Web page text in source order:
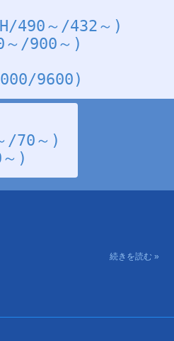
490～/432～)
～/900～)
9600)
/70～)
)
続きを読む »